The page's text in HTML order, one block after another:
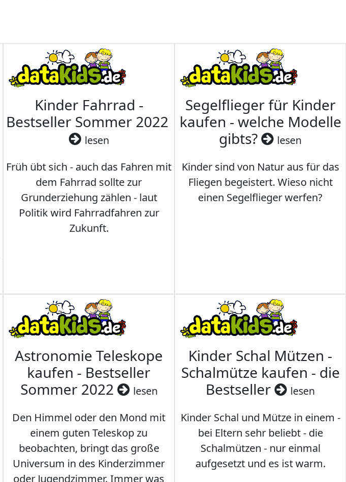
Kinder Fahrrad -
Bestseller Sommer 2022
lesen
Früh übt sich - auch das Fahren mit
dem Fahrrad sollte zur
Grunderziehung zählen - laut
Politik wird Fahrradfahren zur
Zukunft.
Segelflieger für Kinder
kaufen - welche Modelle
gibts?
lesen
Kinder sind von Natur aus für das
Fliegen begeistert. Wieso nicht
einen Segelflieger werfen?
Astronomie Teleskope
kaufen - Bestseller
Sommer 2022
lesen
Den Himmel oder den Mond mit
einem guten Teleskop zu
beobachten, bringt das große
Universum in des Kinderzimmer
oder Jugendzimmer. Immer was
Kinder Schal Mützen -
Schalmütze kaufen - die
Bestseller
lesen
Kinder Schal und Mütze in einem -
bei Eltern sehr beliebt - die
Schalmützen - nur einmal
aufgesetzt und es ist warm.